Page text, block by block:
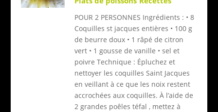
POUR 2 PERSONNES Ingrédients : • 8
Coquilles st jacques entières • 100 g
de beurre doux • 1 râpé de citron
vert • 1 gousse de vanille • sel et
poivre Technique : Épluchez et
nettoyer les coquilles Saint Jacques
en veillant à ce que les noix restent
accrochées aux coquilles. À l’aide de
2 grandes poêles téfal , mettez à